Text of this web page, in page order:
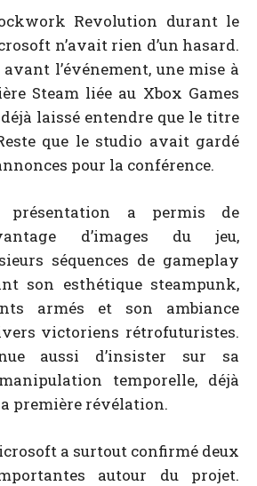
Revolution durant le
n’avait rien d’un hasard.
avant l’événement, une mise à
Steam liée au Xbox Games
laissé entendre que le titre
que le studio avait gardé
pour la conférence.
présentation a permis de
d’images du jeu,
séquences de gameplay
son esthétique steampunk,
armés et son ambiance
victoriens rétrofuturistes.
aussi d’insister sur sa
temporelle, déjà
première révélation.
a surtout confirmé deux
autour du projet.